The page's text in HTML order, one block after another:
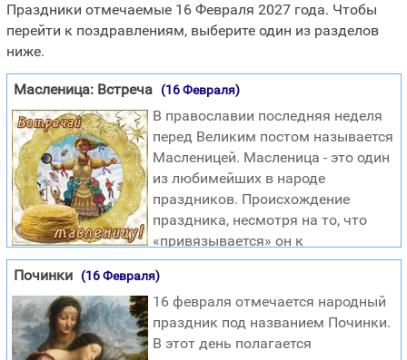
Праздники отмечаемые 16 Февраля 2027 года. Чтобы
перейти к поздравлениям, выберите один из разделов
ниже.
Масленица: Встреча (16 Февраля)
В православии последняя неделя
перед Великим постом называется
Масленицей. Масленица - это один
из любимейших в народе
праздников. Происхождение
праздника, несмотря на то, что
«привязывается» он к
христианским традициям, на самом деле языческое.
Считается что ранее Масленица праздновалась в дни
весеннего равноденствия и была приурочена ко встрече
весны и началу нового годового цикла. Масленицу тогда
гуляли широко, следуя народным обрядам и традициям,
Починки (16 Февраля)
16 февраля отмечается народный
праздник под названием Починки.
В этот день полагается